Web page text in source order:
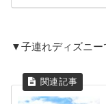
▼子連れディズニー